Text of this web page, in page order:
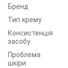
Бренд
Тип крему
Консистенція
засобу
Проблема
шкіри